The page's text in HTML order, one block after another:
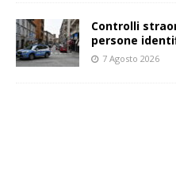
Controlli
persone
7 Agosto 2026